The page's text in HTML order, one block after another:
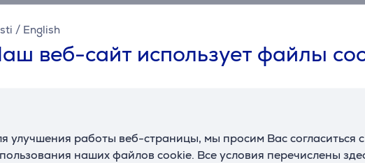
/ English
веб-сайт использует файлы
улучшения работы веб-страницы, мы просим Вас согласиться
наших файлов cookie. Все условия перечислены
Описание
зонам можно точно установить оптимальную температуру для
температуру каждой зоны в соответствии со своими
позволит Вам представлять свои вина в лучшем виде.
дверца винного шкафа закрыта.